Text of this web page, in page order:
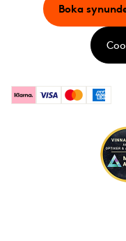
KlarnaVisa Mastercard
Boka